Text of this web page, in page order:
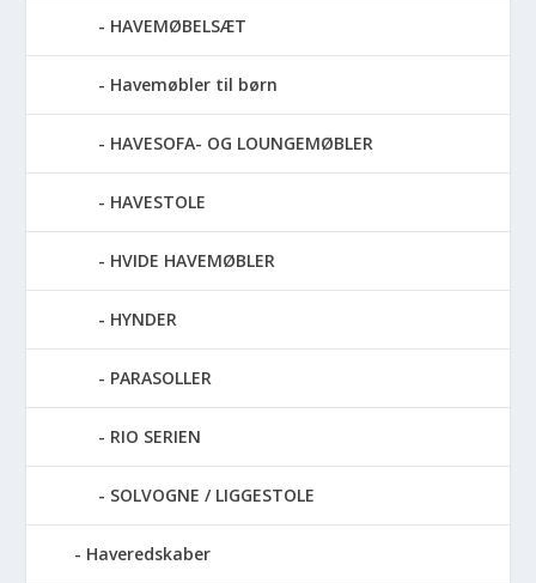
HAVEMØBELSÆT
Havemøbler til børn
HAVESOFA- OG LOUNGEMØBLER
HAVESTOLE
HVIDE HAVEMØBLER
HYNDER
PARASOLLER
RIO SERIEN
SOLVOGNE / LIGGESTOLE
Haveredskaber